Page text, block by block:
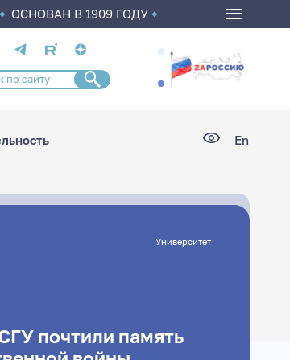
ОСНОВАН В 1909 ГОДУ
En
Университет
почтили память